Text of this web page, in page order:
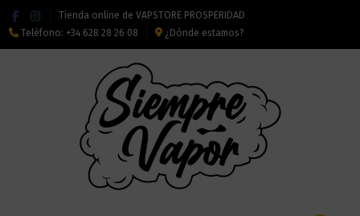
Tienda online de VAPSTORE PROSPERIDAD
Teléfono: +34 628 28 26 08 ¿Dónde estamos?